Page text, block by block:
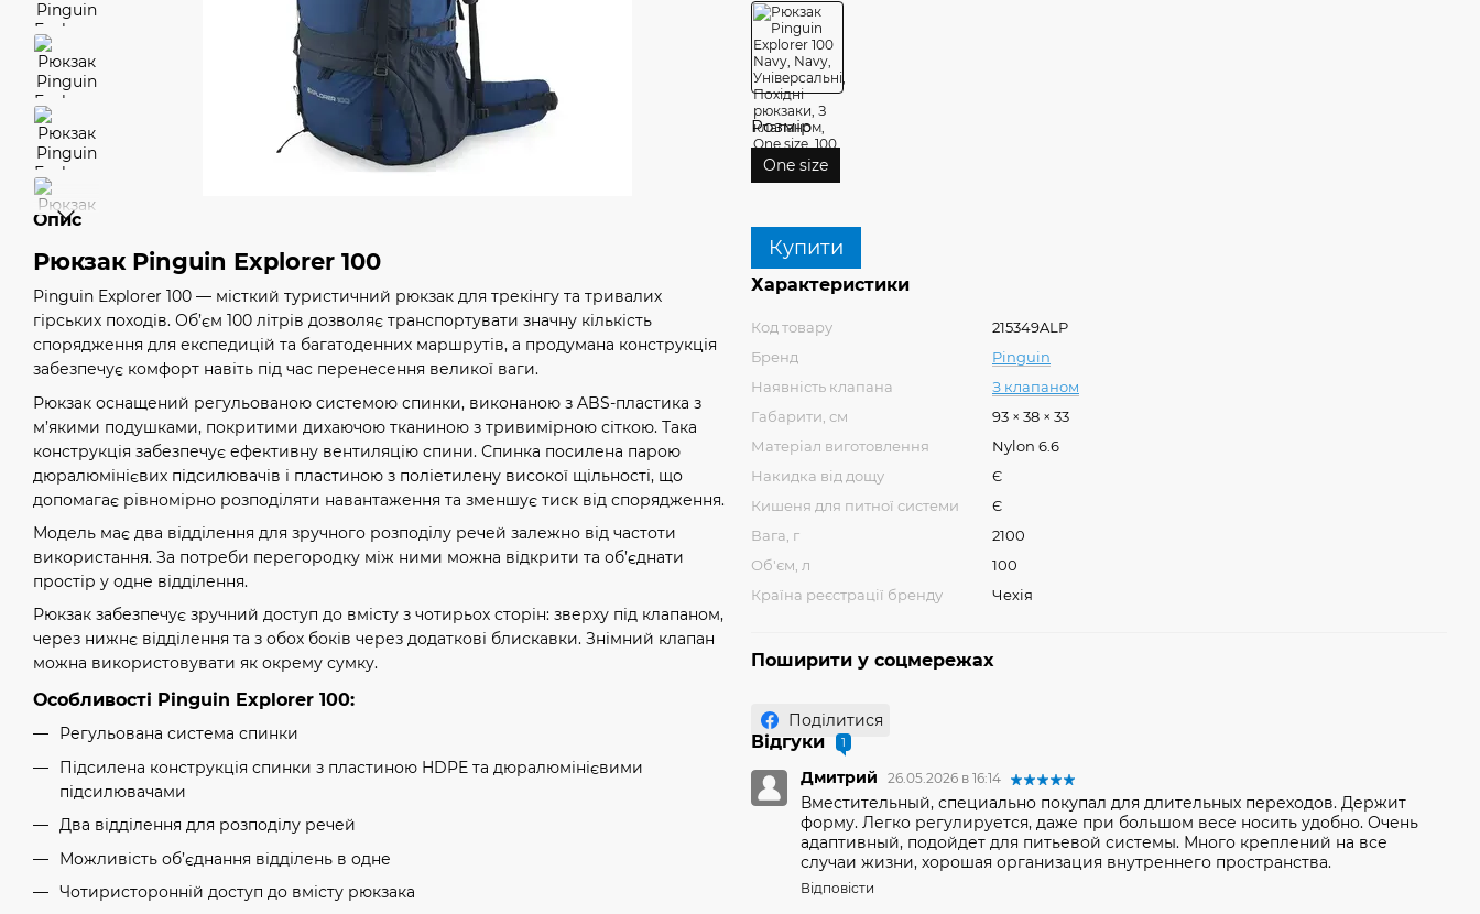
Опис
Рюкзак Pinguin Explorer 100
Pinguin Explorer 100 — місткий туристичний рюкзак для трекінгу та тривалих
гірських походів. Об’єм 100 літрів дозволяє транспортувати значну кількість
спорядження для експедицій та багатоденних маршрутів, а продумана конструкція
забезпечує комфорт навіть під час перенесення великої ваги.
Рюкзак оснащений регульованою системою спинки, виконаною з ABS-пластика з
м’якими подушками, покритими дихаючою тканиною з тривимірною сіткою. Така
конструкція забезпечує ефективну вентиляцію спини. Спинка посилена парою
дюралюмінієвих підсилювачів і пластиною з поліетилену високої щільності, що
допомагає рівномірно розподіляти навантаження та зменшує тиск від спорядження.
Модель має два відділення для зручного розподілу речей залежно від частоти
використання. За потреби перегородку між ними можна відкрити та об’єднати
простір у одне відділення.
Рюкзак забезпечує зручний доступ до вмісту з чотирьох сторін: зверху під клапаном,
через нижнє відділення та з обох боків через додаткові блискавки. Знімний клапан
можна використовувати як окрему сумку.
Особливості Pinguin Explorer 100:
Регульована система спинки
Підсилена конструкція спинки з пластиною HDPE та дюралюмінієвими
підсилювачами
Два відділення для розподілу речей
Можливість об’єднання відділень в одне
Чотиристоронній доступ до вмісту рюкзака
Розмір
One size
Купити
Характеристики
Код товару
215349ALP
Бренд
Pinguin
Наявність клапана
З клапаном
Габарити, см
93 × 38 × 33
Матеріал виготовлення
Nylon 6.6
Накидка від дощу
Є
Кишеня для питної системи
Є
Вага, г
2100
Об'єм, л
100
Країна реєстрації бренду
Чехія
Поширити у соцмережах
Поділитися
Відгуки 1
Дмитрий 26.05.2026 в 16:14
Вместительный, специально покупал для длительных переходов. Держит
форму. Легко регулируется, даже при большом весе носить удобно. Очень
адаптивный, подойдет для питьевой системы. Много креплений на все
случаи жизни, хорошая организация внутреннего пространства.
Відповісти